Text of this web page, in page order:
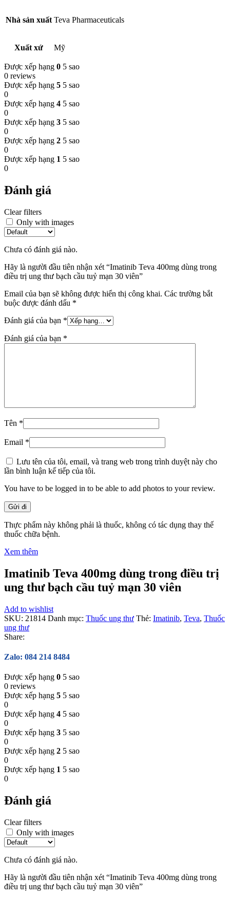
Nhà sản xuất Teva Pharmaceuticals
Xuất xứ Mỹ
Được xếp hạng 0 5 sao
0 reviews
Được xếp hạng 5 5 sao
0
Được xếp hạng 4 5 sao
0
Được xếp hạng 3 5 sao
0
Được xếp hạng 2 5 sao
0
Được xếp hạng 1 5 sao
0
Đánh giá
Clear filters
Only with images
Chưa có đánh giá nào.
Hãy là người đầu tiên nhận xét “Imatinib Teva 400mg dùng trong
điều trị ung thư bạch cầu tuỷ mạn 30 viên”
Email của bạn sẽ không được hiển thị công khai. Các trường bắt
buộc được đánh dấu *
Đánh giá của bạn *
Đánh giá của bạn *
Tên *
Email *
Lưu tên của tôi, email, và trang web trong trình duyệt này cho
lần bình luận kế tiếp của tôi.
You have to be logged in to be able to add photos to your review.
Thực phẩm này không phải là thuốc, không có tác dụng thay thế
thuốc chữa bệnh.
Xem thêm
Imatinib Teva 400mg dùng trong điều trị
ung thư bạch cầu tuỷ mạn 30 viên
Add to wishlist
SKU: 21814 Danh mục: Thuốc ung thư Thẻ: Imatinib, Teva, Thuốc
ung thư
Share:
Zalo: 084 214 8484
Được xếp hạng 0 5 sao
0 reviews
Được xếp hạng 5 5 sao
0
Được xếp hạng 4 5 sao
0
Được xếp hạng 3 5 sao
0
Được xếp hạng 2 5 sao
0
Được xếp hạng 1 5 sao
0
Đánh giá
Clear filters
Only with images
Chưa có đánh giá nào.
Hãy là người đầu tiên nhận xét “Imatinib Teva 400mg dùng trong
điều trị ung thư bạch cầu tuỷ mạn 30 viên”